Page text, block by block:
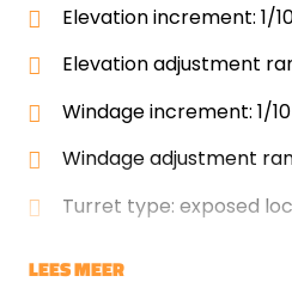
Elevation increment: 1/
Elevation adjustment
Windage increment: 1/
Windage adjustment
Turret type: exposed
LEES MEER